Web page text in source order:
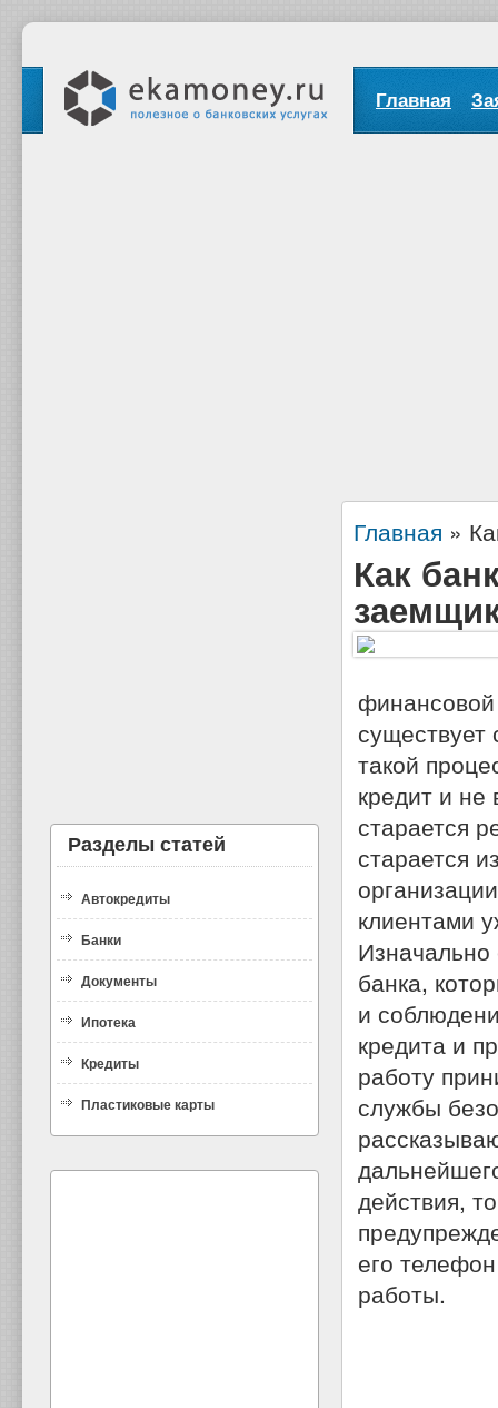
Главная
Разделы статей
Автокредиты
Банки
Документы
Ипотека
Кредиты
Пластиковые карты
Главная »
Как
такой
кредит и не
старается
старается
клиентами
Изначально
банка,
и
кредита и
работу
службы
действия,
его
работы.